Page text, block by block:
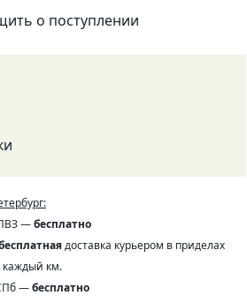
о поступлении
—бесплатно
доставка курьером в приделах
каждый км.
—бесплатно